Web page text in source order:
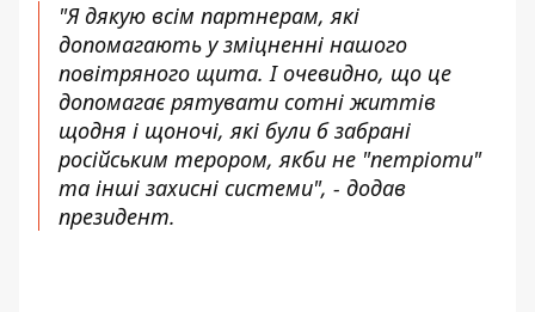
"Я дякую всім партнерам, які
допомагають у зміцненні нашого
повітряного щита. І очевидно, що це
допомагає рятувати сотні життів
щодня і щоночі, які були б забрані
російським терором, якби не "петріоти"
та інші захисні системи", - додав
президент.